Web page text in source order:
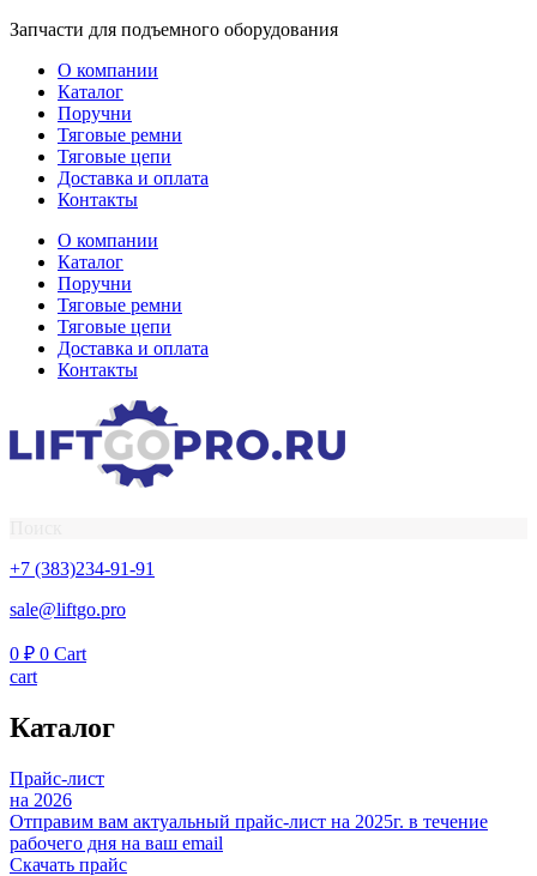
Перейти
содержимому
Запчасти для подъемного оборудования
О компании
Каталог
Поручни
Тяговые ремни
Тяговые цепи
Доставка и оплата
Контакты
О компании
Каталог
Поручни
Тяговые ремни
Тяговые цепи
Доставка и оплата
Контакты
+7 (383)234-91-91
sale@liftgo.pro
0 ₽ 0 Cart
cart
Каталог
Прайс-лист
на 2026
Отправим вам актуальный прайс-лист на 2025г. в течение
рабочего дня на ваш email
Скачать прайс